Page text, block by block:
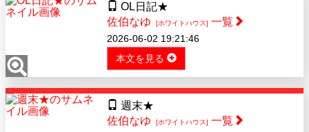
OL日記★
佐伯なゆ
[ホワイトハウス] 一覧
2026-06-02 19:21:46
本文を見る
週末★
佐伯なゆ
[ホワイトハウス] 一覧